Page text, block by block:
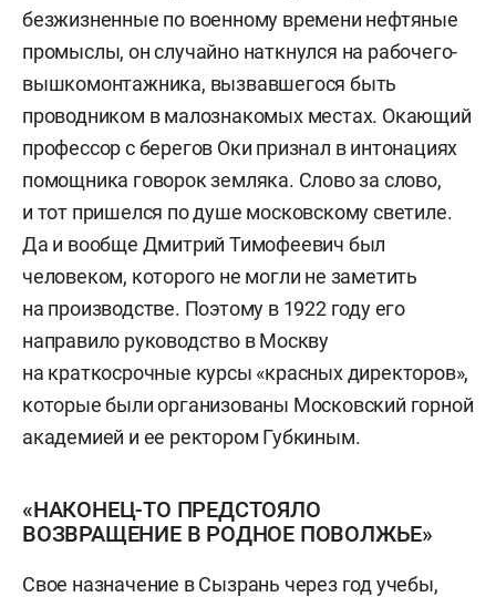
безжизненные по военному времени нефтяные
промыслы, он случайно наткнулся на рабочего-
вышкомонтажника, вызвавшегося быть
проводником в малознакомых местах. Окающий
профессор с берегов Оки признал в интонациях
помощника говорок земляка. Слово за слово,
и тот пришелся по душе московскому светиле.
Да и вообще Дмитрий Тимофеевич был
человеком, которого не могли не заметить
на производстве. Поэтому в 1922 году его
направило руководство в Москву
на краткосрочные курсы «красных директоров»,
которые были организованы Московский горной
академией и ее ректором Губкиным.
«НАКОНЕЦ-ТО ПРЕДСТОЯЛО
ВОЗВРАЩЕНИЕ В РОДНОЕ ПОВОЛЖЬЕ»
Свое назначение в Сызрань через год учебы,